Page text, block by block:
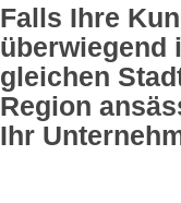
Falls Ihre
überwiegend
gleichen
Region
Ihr